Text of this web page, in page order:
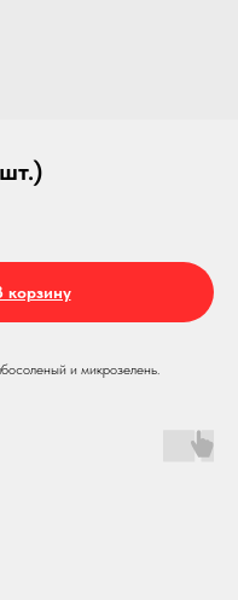
корзину
и микрозелень.